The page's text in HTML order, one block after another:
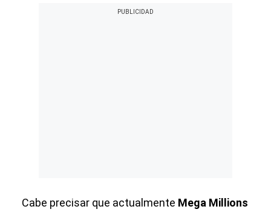
Cabe precisar que actualmente Mega Millions